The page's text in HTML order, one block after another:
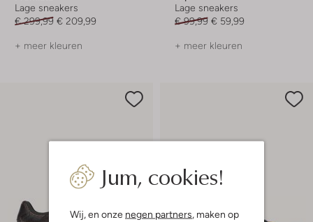
Jum, cookies!
Wij, en onze negen partners, maken op
Lage sneakers
€ 299,99 € 209,99
+ meer kleuren
Lage sneakers
€ 99,99 € 59,99
+ meer kleuren